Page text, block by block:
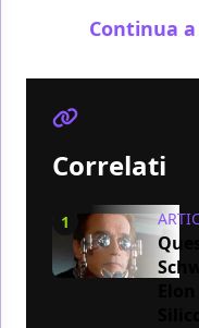
Continua
Correlati
1